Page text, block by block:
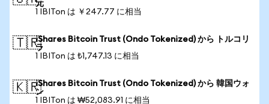
元
1 IBITon は ￥247.77 に相当
🇹🇷iShares Bitcoin Trust (Ondo Tokenized) から トルコリ
ラ
1 IBITon は ₺1,747.13 に相当
🇰🇷iShares Bitcoin Trust (Ondo Tokenized) から 韓国ウォ
ン
1 IBITon は ₩52,083.91 に相当